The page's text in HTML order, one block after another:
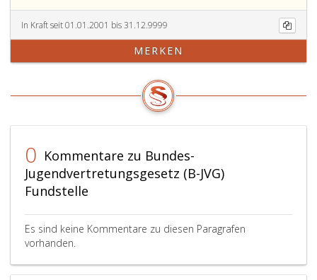
In Kraft seit 01.01.2001 bis 31.12.9999
MERKEN
0 Kommentare zu Bundes-
Jugendvertretungsgesetz (B-JVG)
Fundstelle
Es sind keine Kommentare zu diesen Paragrafen
vorhanden.